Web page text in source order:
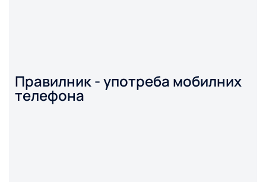
Правилник - употреба мобилних
телефона